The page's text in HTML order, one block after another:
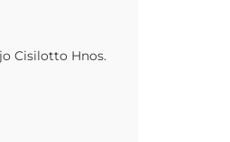
Cisilotto Hnos.